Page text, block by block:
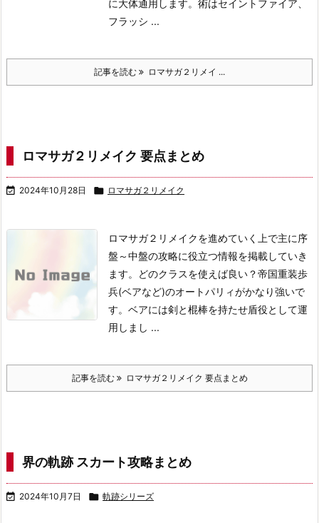
に大体通用します。 術はセイントファイア、
フラッシ ...
記事を読む ロマサガ２リメイ ...
ロマサガ２リメイク 要点まとめ
 2024年10月28日  ロマサガ２リメイク
ロマサガ２リメイクを進めていく上で主に序
盤～中盤の攻略に役立つ情報を掲載していき
ます。
どのクラスを使えば良い？帝国重装歩
兵(ベアなど)のオートパリィがかなり強いで
す。 ベアには剣と棍棒を持たせ盾役として運
用しまし ...
記事を読む ロマサガ２リメイク 要点まとめ
界の軌跡 スカート攻略まとめ
 2024年10月7日  軌跡シリーズ